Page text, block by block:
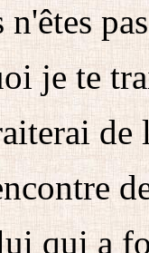
je te
de
qui a